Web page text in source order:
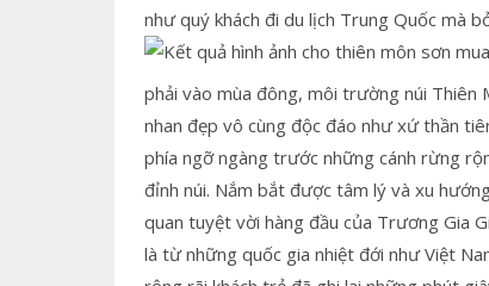
như quý khách đi du lịch Trung Quốc mà
phải vào mùa đông, môi trường núi
nhan đẹp vô cùng độc đáo như xứ thần
phía ngỡ ngàng trước những cánh rừng
đỉnh núi. Nắm bắt được tâm lý và xu
quan tuyệt vời hàng đầu của Trương Gia
là từ những quốc gia nhiệt đới như Việt